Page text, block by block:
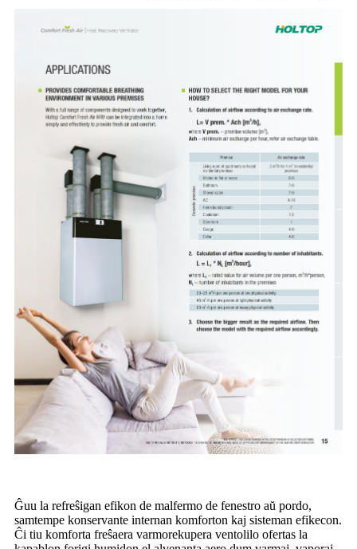
Ĝuu la refreŝigan efikon de malfermo de fenestro aŭ pordo,
samtempe konservante internan komforton kaj sisteman efikecon.
Ĉi tiu komforta freŝaera varmorekupera ventolilo ofertas la